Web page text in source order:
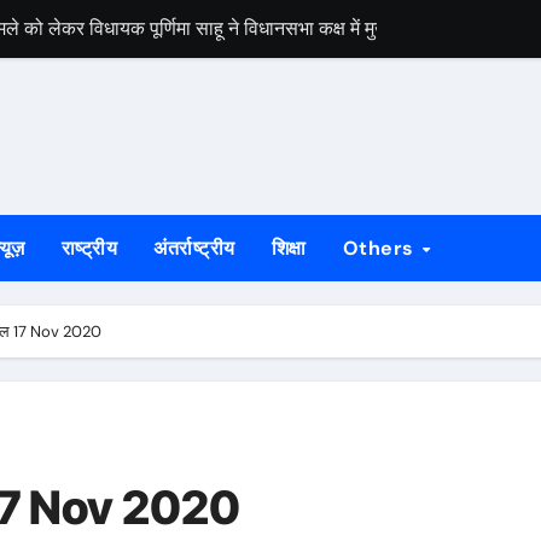
नाम सूची से कटने की आशंका, 4 सितंबर तक दावा-आपत्ति का मौका
और संगठन मजबूती पर दिया गया जोर, पूर्व मंत्री ने दी दिशा निर्देश
सोरेन की पुण्यतिथि कार्यक्रम की होगी समीक्षा
सवाल, घटिया गुणवत्ता और अनियमितता के लगे आरोप
तीन बकरियां बरामद
राष्ट्रीय अंतर्राष्ट्रीय शिक्षा Others
17 Nov 2020
Nov 2020